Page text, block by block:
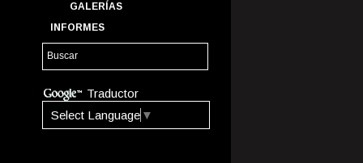
GALERÍAS
INFORMES
Traductor
Select Language ▼